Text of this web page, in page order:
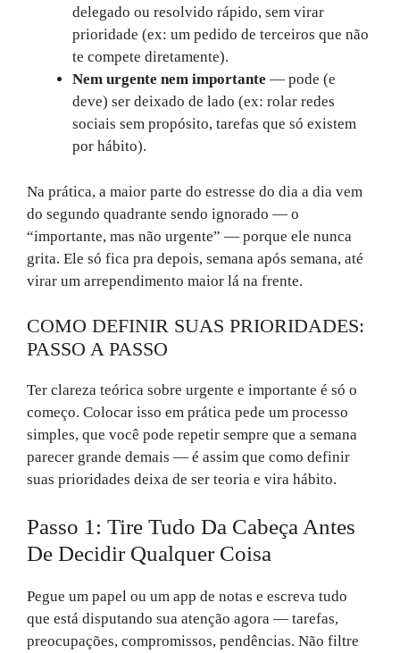
delegado ou resolvido rápido, sem virar
prioridade (ex: um pedido de terceiros que não
te compete diretamente).
Nem urgente nem importante — pode (e
deve) ser deixado de lado (ex: rolar redes
sociais sem propósito, tarefas que só existem
por hábito).
Na prática, a maior parte do estresse do dia a dia vem
do segundo quadrante sendo ignorado — o
“importante, mas não urgente” — porque ele nunca
grita. Ele só fica pra depois, semana após semana, até
virar um arrependimento maior lá na frente.
COMO DEFINIR SUAS PRIORIDADES:
PASSO A PASSO
Ter clareza teórica sobre urgente e importante é só o
começo. Colocar isso em prática pede um processo
simples, que você pode repetir sempre que a semana
parecer grande demais — é assim que como definir
suas prioridades deixa de ser teoria e vira hábito.
Passo 1: Tire Tudo Da Cabeça Antes
De Decidir Qualquer Coisa
Pegue um papel ou um app de notas e escreva tudo
que está disputando sua atenção agora — tarefas,
preocupações, compromissos, pendências. Não filtre